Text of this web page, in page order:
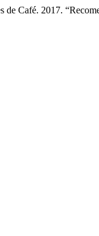
de Café. 2017.